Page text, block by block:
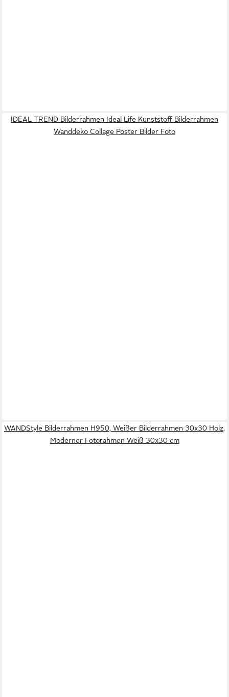
IDEAL TREND Bilderrahmen Ideal Life Kunststoff Bilderrahmen
Wanddeko Collage Poster Bilder Foto
WANDStyle Bilderrahmen H950, Weißer Bilderrahmen 30x30 Holz,
Moderner Fotorahmen Weiß 30x30 cm